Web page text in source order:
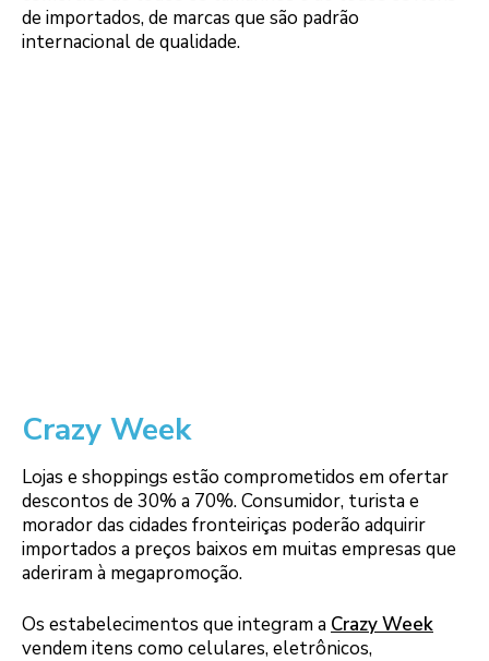
de importados, de marcas que são padrão
internacional de qualidade.
Crazy Week
Lojas e shoppings estão comprometidos em ofertar
descontos de 30% a 70%. Consumidor, turista e
morador das cidades fronteiriças poderão adquirir
importados a preços baixos em muitas empresas que
aderiram à megapromoção.
Os estabelecimentos que integram a Crazy Week
vendem itens como celulares, eletrônicos,